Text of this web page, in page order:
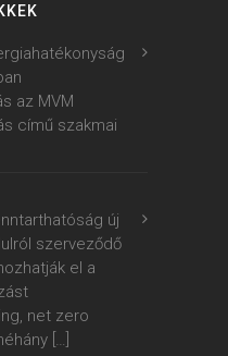
az MVM
című szakmai
új
szerveződő
el a
net zero
[…]